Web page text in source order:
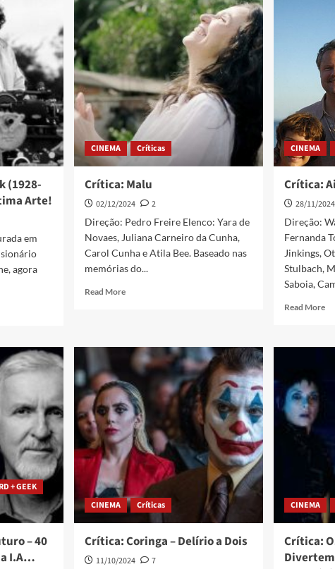
(1928-
Arte!
em
agora
CINEMA Críticas
Crítica: Malu
02/12/2024
2
Direção: Pedro Freire Elenco: Yara de
Novaes, Juliana Carneiro da Cunha,
Carol Cunha e Atila Bee. Baseado nas
memórias do...
Read More
CINEMA
Crítica:
28/11/2024
Direção:
Fernanda
Jinkings,
Stulbach,
Saboia,
Read More
+ GEEK
– 40
I.A…
CINEMA Críticas
Crítica: Coringa – Delírio a Dois
11/10/2024
7
CINEMA
Crítica: